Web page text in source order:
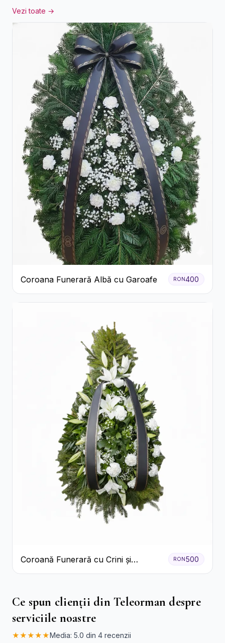
Vezi toate →
Coroana Funerară Albă cu Garoafe RON 400
Coroană Funerară cu Crini și
Garoafe Albe
RON500
Ce spun clienții din Teleorman despre
serviciile noastre
★★★★★Media: 5.0 din 4 recenzii